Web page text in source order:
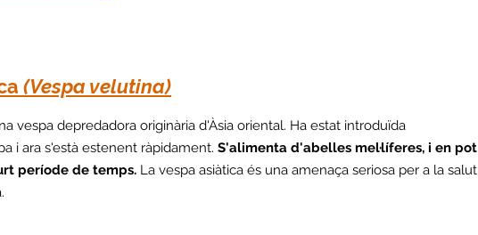
(Vespa velutina)
vespa depredadora originària d'Àsia oriental. Ha estat introduïda
i ara s'està estenent ràpidament. S'alimenta d'abelles mel·líferes, i en pot
període de temps. La vespa asiàtica és una amenaça seriosa per a la salut